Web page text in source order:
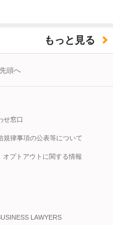
もっと見る
頭へ
せ窓口
規律事項の公表等について
オプトアウトに関する情報
LAWYERS